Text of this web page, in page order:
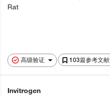
高级验证 103篇参考文献
Rat
Invitrogen